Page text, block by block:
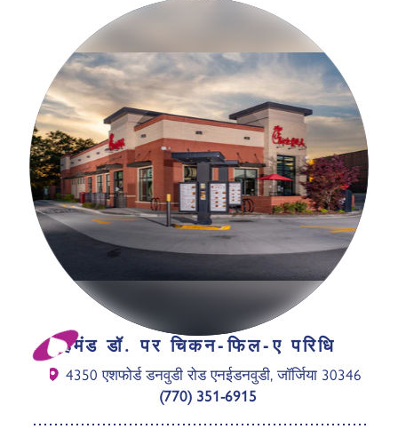
हैमंड डॉ. पर चिकन-फिल-ए परिधि
4350 एशफोर्ड डनवुडी रोड एनईडनवुडी, जॉर्जिया 30346
(770) 351-6915